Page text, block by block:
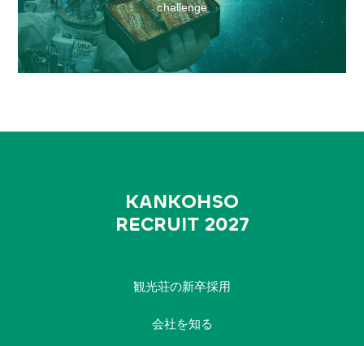
challenge
KANKOHSO
RECRUIT 2027
観光荘の新卒採用
会社を知る